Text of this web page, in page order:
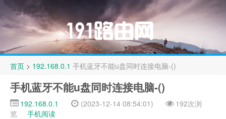
首页 > 192.168.0.1 手机蓝牙不能u盘同时连接电脑-()
手机蓝牙不能u盘同时连接电脑-()
192.168.0.1 (2023-12-14 08:54:01)
192次浏
览
手机阅读